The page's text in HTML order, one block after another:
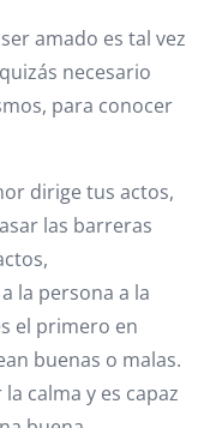
amado es tal vez
necesario
para conocer
dirige tus actos,
las barreras
la persona a la
el primero en
buenas o malas.
calma y es capaz